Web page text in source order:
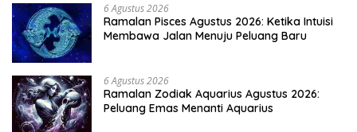
6 Agustus 2026
Ramalan Pisces Agustus 2026: Ketika Intuisi
Membawa Jalan Menuju Peluang Baru
6 Agustus 2026
Ramalan Zodiak Aquarius Agustus 2026:
Peluang Emas Menanti Aquarius